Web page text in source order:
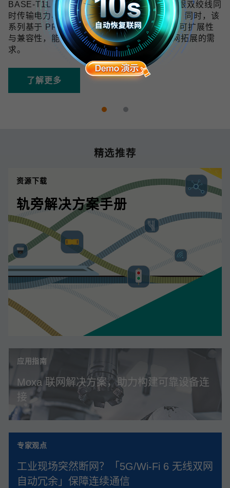
BASE-T1L 技术可在 10 Mbps 带宽下通过单根双绞线同
时传输电力与数据，传输距离最远可达 1 km。同时，该
系列基于 PROFINET 协议开发，具备良好的可扩展性
与兼容性，能够满足未来数字化和工业物联网拓展的需
求。
了解更多
精选推荐
资源下载
轨旁解决方案手册
应用指南
Moxa 联网解决方案，助力构建可靠设备连
接
专家观点
工业现场突然断网？「5G/Wi‑Fi 6 无线双网
自动冗余」保障连续通信